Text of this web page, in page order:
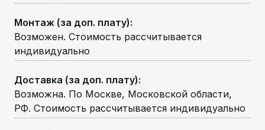
Монтаж (за доп. плату):
Возможен. Стоимость рассчитывается
индивидуально
Доставка (за доп. плату):
Возможна. По Москве, Московской области,
РФ. Стоимость рассчитывается индивидуально